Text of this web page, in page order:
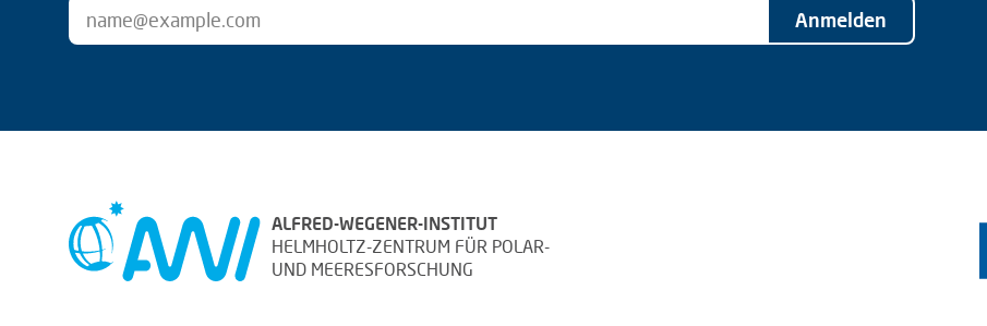
Anmelden
ALFRED-WEGENER-INSTITUT
HELMHOLTZ-ZENTRUM FÜR POLAR-
UND MEERESFORSCHUNG